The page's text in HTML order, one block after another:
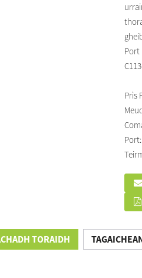
Port
Prìs
Port:
TORAIDH